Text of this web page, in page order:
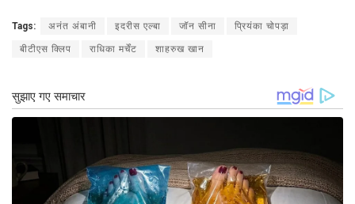
Tags: अनंत अंबानी इदरीस एल्बा जॉन सीना प्रियंका चोपड़ा
बीटीएस क्लिप राधिका मर्चेंट शाहरुख खान